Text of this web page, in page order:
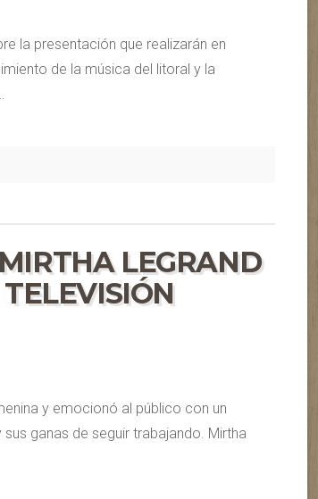
la presentación que realizarán en
de la música del litoral y la
LEGRAND
y emocionó al público con un
ganas de seguir trabajando. Mirtha